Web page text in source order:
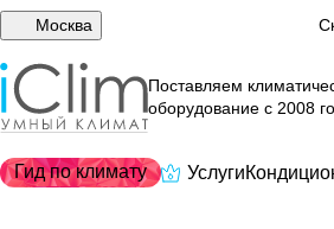
Москва
Поставляем
оборудование с 2008
Гид по климату Услуги